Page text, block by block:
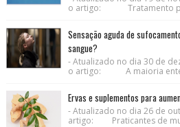
o artigo: Tratamento
Sensação aguda de
sangue?
- Atualizado no dia 30 de
o artigo: A maioria
Ervas e suplementos para
- Atualizado no dia 26 de
artigo: Praticantes de